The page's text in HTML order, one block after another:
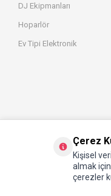
DJ Ekipmanları
Hoparlör
Ev Tipi Elektronik
Çerez
Kişisel
almak
çerezler